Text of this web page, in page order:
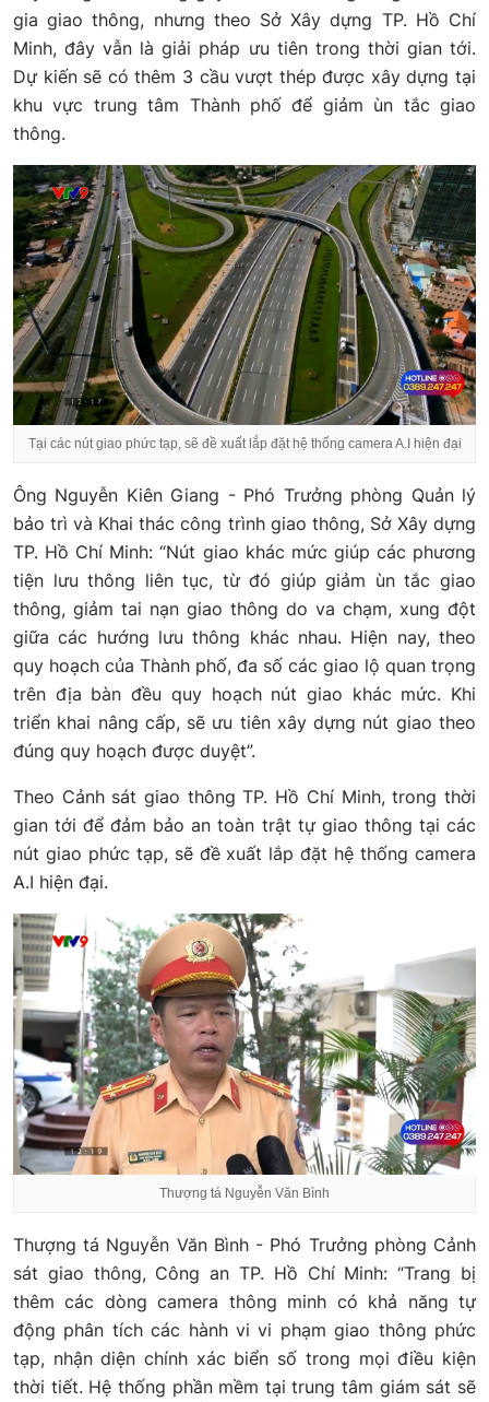
gia giao thông, nhưng theo Sở Xây dựng TP. Hồ Chí
Minh, đây vẫn là giải pháp ưu tiên trong thời gian tới.
Dự kiến sẽ có thêm 3 cầu vượt thép được xây dựng tại
khu vực trung tâm Thành phố để giảm ùn tắc giao
thông.
Tại các nút giao phức tạp, sẽ đề xuất lắp đặt hệ thống camera A.I hiện đại
Ông Nguyễn Kiên Giang - Phó Trưởng phòng Quản lý
bảo trì và Khai thác công trình giao thông, Sở Xây dựng
TP. Hồ Chí Minh: “Nút giao khác mức giúp các phương
tiện lưu thông liên tục, từ đó giúp giảm ùn tắc giao
thông, giảm tai nạn giao thông do va chạm, xung đột
giữa các hướng lưu thông khác nhau. Hiện nay, theo
quy hoạch của Thành phố, đa số các giao lộ quan trọng
trên địa bàn đều quy hoạch nút giao khác mức. Khi
triển khai nâng cấp, sẽ ưu tiên xây dựng nút giao theo
đúng quy hoạch được duyệt”.
Theo Cảnh sát giao thông TP. Hồ Chí Minh, trong thời
gian tới để đảm bảo an toàn trật tự giao thông tại các
nút giao phức tạp, sẽ đề xuất lắp đặt hệ thống camera
A.I hiện đại.
Thượng tá Nguyễn Văn Bình
Thượng tá Nguyễn Văn Bình - Phó Trưởng phòng Cảnh
sát giao thông, Công an TP. Hồ Chí Minh: “Trang bị
thêm các dòng camera thông minh có khả năng tự
động phân tích các hành vi vi phạm giao thông phức
tạp, nhận diện chính xác biển số trong mọi điều kiện
thời tiết. Hệ thống phần mềm tại trung tâm giám sát sẽ